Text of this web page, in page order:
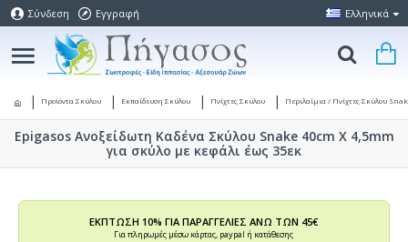
Σύνδεση Εγγραφή Ελληνικά
Προϊόντα Σκύλου Εκπαίδευση Σκύλου Πνίχτες Σκύλου Περιλαίμια / Πνίχτες Σκύλου
Epigasos Ανοξείδωτη Καδένα Σκύλου Snake 40cm X 4,5mm
για σκύλο με κεφάλι έως 35εκ
ΕΚΠΤΩΣΗ 10% ΓΙΑ ΠΑΡΑΓΓΕΛΙΕΣ ΑΝΩ ΤΩΝ 45€
Για πληρωμές μέσω κάρτας, paypal ή κατάθεσης